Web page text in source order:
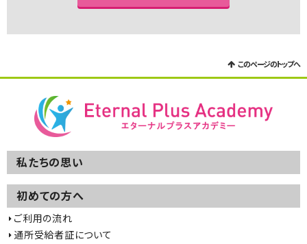
このページのトップへ
私たちの思い
初めての方へ
ご利用の流れ
通所受給者証について